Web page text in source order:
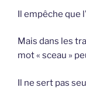
Il empêche que
Mais dans les
mot « sceau »
Il ne sert pas